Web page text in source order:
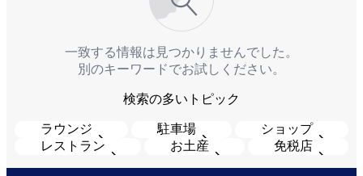
一致する情報は見つかりませんでした。
別のキーワードでお試しください。
検索の多いトピック
ラウンジ 駐車場
ショップ
レストラン
お土産 免税店